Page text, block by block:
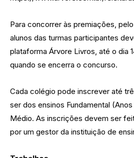
Para concorrer às premiações,
alunos das turmas participantes
plataforma Árvore Livros, até o dia
quando se encerra o concurso.
Cada colégio pode inscrever até
ser dos ensinos Fundamental
Médio. As inscrições devem ser
por um gestor da instituição de